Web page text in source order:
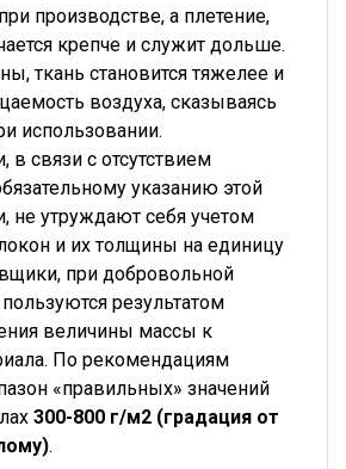
производстве, а плетение,
крепче и служит дольше.
ткань становится тяжелее и
воздуха, сказываясь
использовании.
в связи с отсутствием
указанию этой
не утруждают себя учетом
и их толщины на единицу
при добровольной
результатом
величины массы к
По рекомендациям
«правильных» значений
300-800 г/м2 (градация от
.